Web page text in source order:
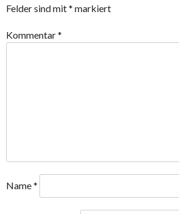
Felder sind mit* markiert
Kommentar*
Name*